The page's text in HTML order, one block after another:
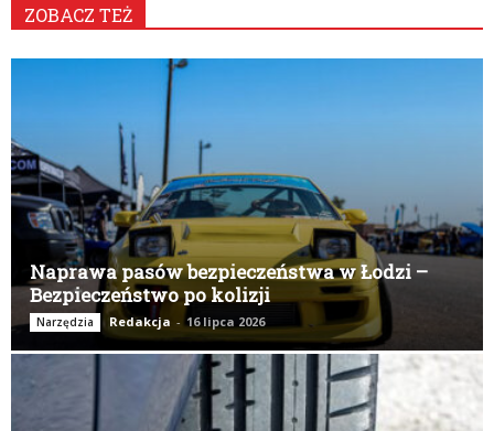
ZOBACZ TEŻ
Naprawa pasów bezpieczeństwa w Łodzi –
Bezpieczeństwo po kolizji
Narzędzia Redakcja - 16 lipca 2026